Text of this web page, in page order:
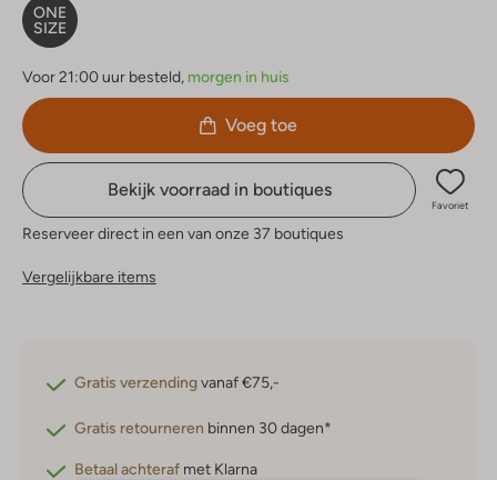
ONE
SIZE
Voor 21:00 uur besteld, morgen in huis
Voeg toe
Bekijk voorraad in boutiques
Favoriet
Reserveer direct in een van onze 37 boutiques
Vergelijkbare items
Gratis verzendingvanaf €75,-
Gratis retourneren binnen 30 dagen*
Betaal achteraf met Klarna